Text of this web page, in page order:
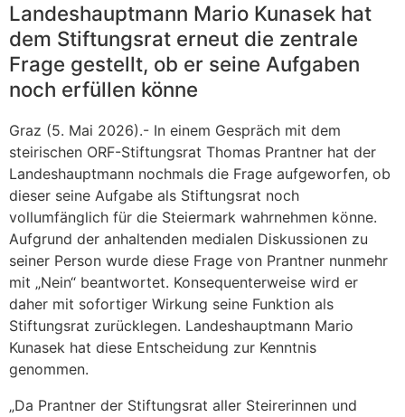
Landeshauptmann Mario Kunasek hat
dem Stiftungsrat erneut die zentrale
Frage gestellt, ob er seine Aufgaben
noch erfüllen könne
Graz (5. Mai 2026).- In einem Gespräch mit dem
steirischen ORF-Stiftungsrat Thomas Prantner hat der
Landeshauptmann nochmals die Frage aufgeworfen, ob
dieser seine Aufgabe als Stiftungsrat noch
vollumfänglich für die Steiermark wahrnehmen könne.
Aufgrund der anhaltenden medialen Diskussionen zu
seiner Person wurde diese Frage von Prantner nunmehr
mit „Nein“ beantwortet. Konsequenterweise wird er
daher mit sofortiger Wirkung seine Funktion als
Stiftungsrat zurücklegen. Landeshauptmann Mario
Kunasek hat diese Entscheidung zur Kenntnis
genommen.
„Da Prantner der Stiftungsrat aller Steirerinnen und